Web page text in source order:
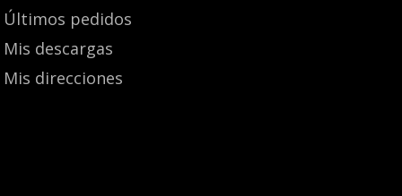
Últimos pedidos
Mis descargas
Mis direcciones